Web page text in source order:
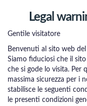
Legal
Gentile visitatore
Benvenuti al sito web
Siamo fiduciosi che il
che si gode lo visita. Per
massima sicurezza per i
stabilisce le seguenti
le presenti condizioni